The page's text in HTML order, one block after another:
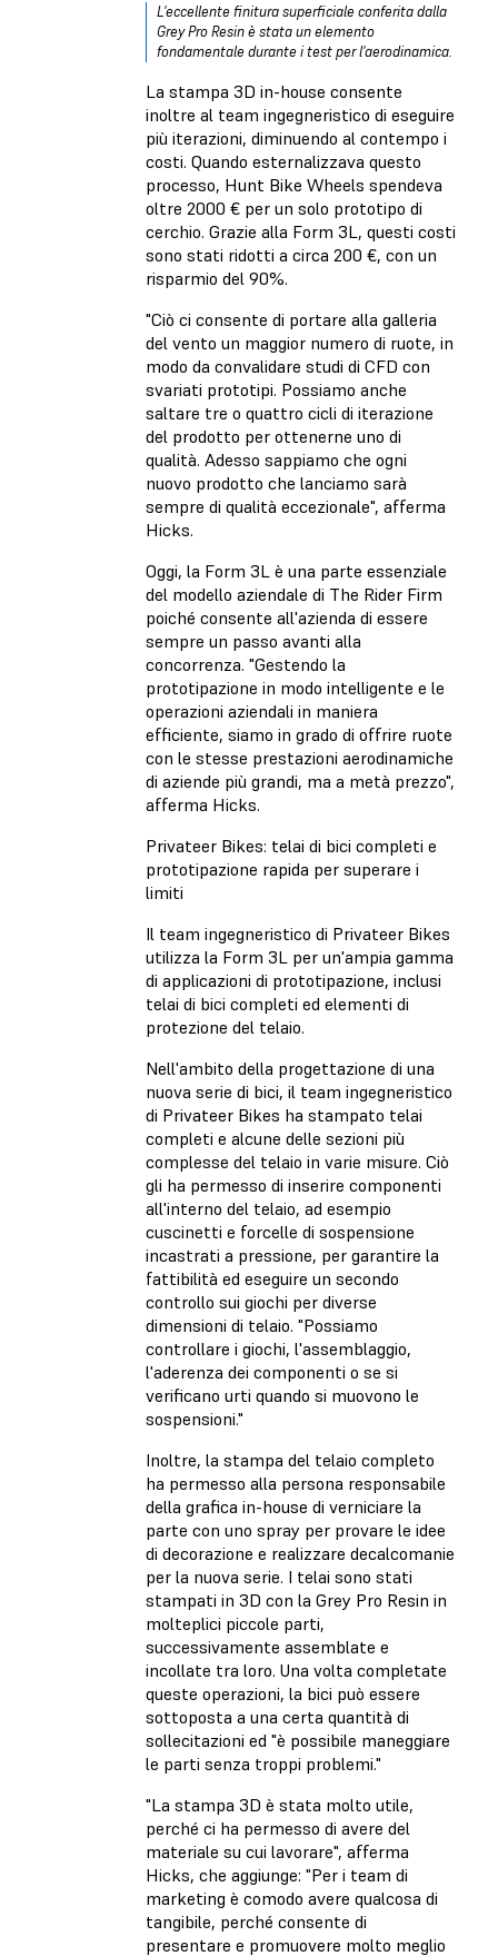
L'eccellente finitura superficiale conferita dalla
Grey Pro Resin è stata un elemento
fondamentale durante i test per l'aerodinamica.
La stampa 3D in-house consente
inoltre al team ingegneristico di eseguire
più iterazioni, diminuendo al contempo i
costi. Quando esternalizzava questo
processo, Hunt Bike Wheels spendeva
oltre 2000 € per un solo prototipo di
cerchio. Grazie alla Form 3L, questi costi
sono stati ridotti a circa 200 €, con un
risparmio del 90%.
"Ciò ci consente di portare alla galleria
del vento un maggior numero di ruote, in
modo da convalidare studi di CFD con
svariati prototipi. Possiamo anche
saltare tre o quattro cicli di iterazione
del prodotto per ottenerne uno di
qualità. Adesso sappiamo che ogni
nuovo prodotto che lanciamo sarà
sempre di qualità eccezionale", afferma
Hicks.
Oggi, la Form 3L è una parte essenziale
del modello aziendale di The Rider Firm
poiché consente all'azienda di essere
sempre un passo avanti alla
concorrenza. "Gestendo la
prototipazione in modo intelligente e le
operazioni aziendali in maniera
efficiente, siamo in grado di offrire ruote
con le stesse prestazioni aerodinamiche
di aziende più grandi, ma a metà prezzo",
afferma Hicks.
Privateer Bikes: telai di bici completi e
prototipazione rapida per superare i
limiti
Il team ingegneristico di Privateer Bikes
utilizza la Form 3L per un'ampia gamma
di applicazioni di prototipazione, inclusi
telai di bici completi ed elementi di
protezione del telaio.
Nell'ambito della progettazione di una
nuova serie di bici, il team ingegneristico
di Privateer Bikes ha stampato telai
completi e alcune delle sezioni più
complesse del telaio in varie misure. Ciò
gli ha permesso di inserire componenti
all'interno del telaio, ad esempio
cuscinetti e forcelle di sospensione
incastrati a pressione, per garantire la
fattibilità ed eseguire un secondo
controllo sui giochi per diverse
dimensioni di telaio. "Possiamo
controllare i giochi, l'assemblaggio,
l'aderenza dei componenti o se si
verificano urti quando si muovono le
sospensioni."
Inoltre, la stampa del telaio completo
ha permesso alla persona responsabile
della grafica in-house di verniciare la
parte con uno spray per provare le idee
di decorazione e realizzare decalcomanie
per la nuova serie. I telai sono stati
stampati in 3D con la Grey Pro Resin in
molteplici piccole parti,
successivamente assemblate e
incollate tra loro. Una volta completate
queste operazioni, la bici può essere
sottoposta a una certa quantità di
sollecitazioni ed "è possibile maneggiare
le parti senza troppi problemi."
"La stampa 3D è stata molto utile,
perché ci ha permesso di avere del
materiale su cui lavorare", afferma
Hicks, che aggiunge: "Per i team di
marketing è comodo avere qualcosa di
tangibile, perché consente di
presentare e promuovere molto meglio